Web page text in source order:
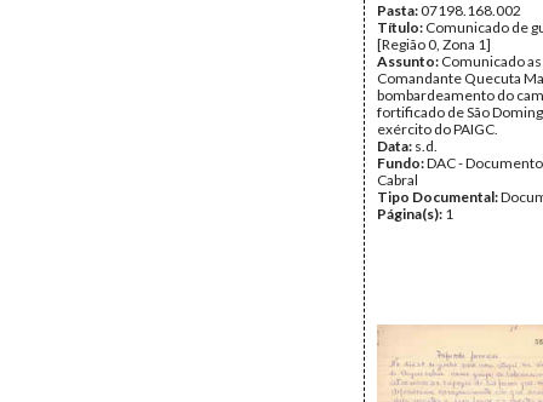
Pasta:07198.168.002
Título: Comunicado de
[Região 0, Zona 1]
Assunto: Comunicado
Comandante Quecuta
bombardeamento do
fortificado de São
exército do PAIGC.
Data: s.d.
Fundo:DAC -
Cabral
Tipo Documental:
Página(s): 1